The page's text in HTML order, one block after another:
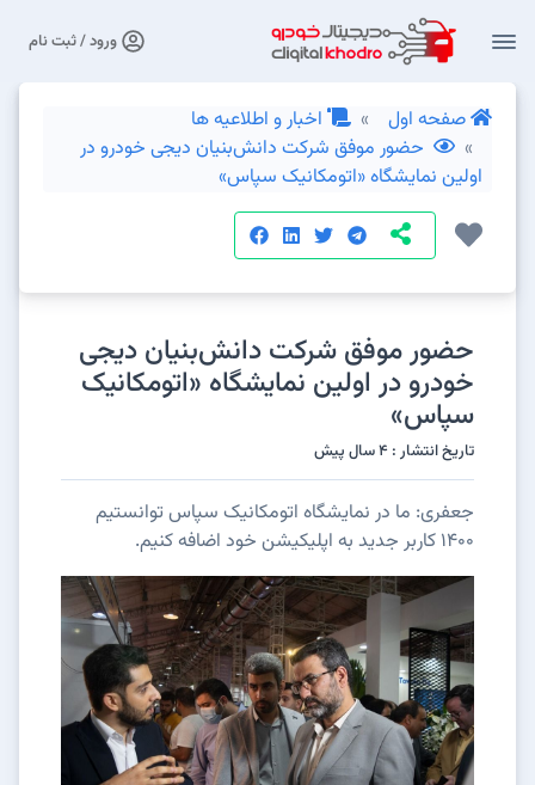
ورود / ثبت نام
صفحه اول
اخبار و اطلاعیه ها
حضور موفق شرکت دانش‌بنیان دیجی خودرو در
اولین نمایشگاه «اتومکانیک سپاس»
حضور موفق شرکت دانش‌بنیان دیجی
خودرو در اولین نمایشگاه «اتومکانیک
سپاس»
تاریخ انتشار : 4 سال پیش
جعفری: ما در نمایشگاه اتومکانیک سپاس توانستیم
۱۴۰۰ کاربر جدید به اپلیکیشن خود اضافه کنیم.